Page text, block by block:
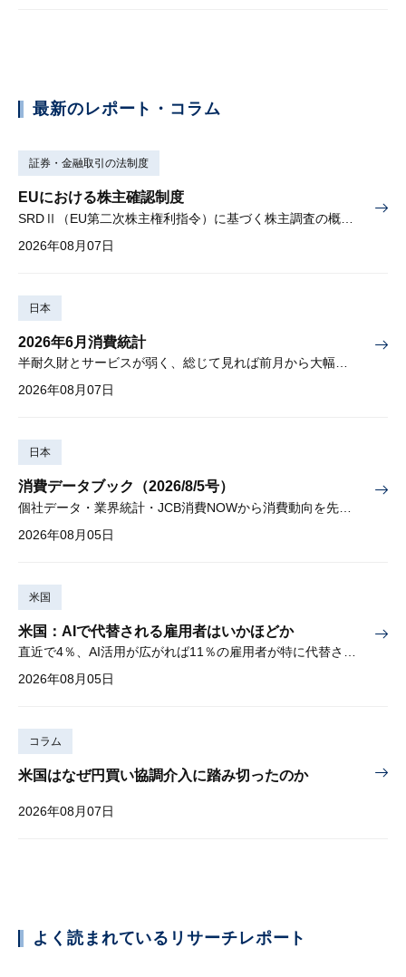
最新のレポート・コラム
証券・金融取引の法制度
EUにおける株主確認制度
2026年08月07日
日本
2026年6月消費統計
半耐久財とサービスが弱く、総じて見れば前月から大幅に減少
2026年08月07日
日本
消費データブック（2026/8/5号）
2026年08月05日
米国
米国：AIで代替される雇用者はいかほどか
直近で4％、AI活用が広がれば11％の雇用者が特に代替されやすい
2026年08月05日
コラム
米国はなぜ円買い協調介入に踏み切ったのか
2026年08月07日
よく読まれているリサーチレポート